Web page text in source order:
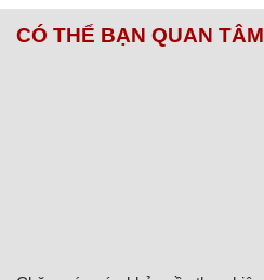
CÓ THỂ BẠN QUAN TÂM